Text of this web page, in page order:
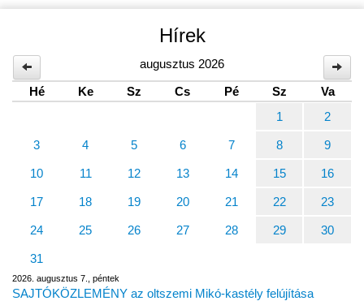
Hírek
augusztus 2026
Hé
Ke Sz Cs Pé Sz
Va
1
2
3 4 5 6 7 8 9
10 11 12 13 14 15 16
17 18 19 20 21 22 23
24 25 26 27 28 29 30
31
2026. augusztus 7., péntek
SAJTÓKÖZLEMÉNY az oltszemi Mikó-kastély felújítása